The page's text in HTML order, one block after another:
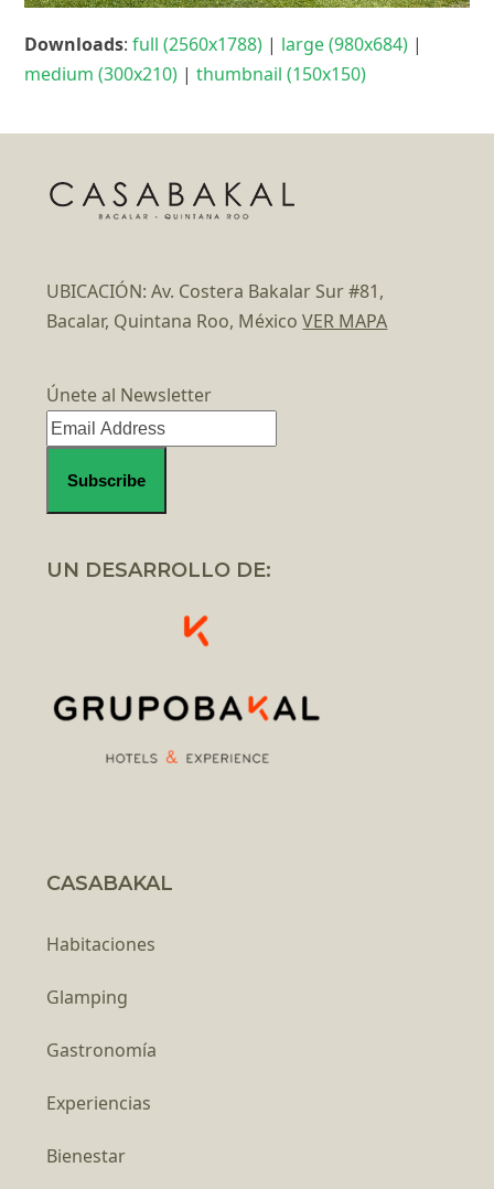
Downloads:full (2560x1788) | large (980x684) |
medium (300x210) |thumbnail (150x150)
UBICACIÓN: Av. Costera Bakalar Sur #81,
Bacalar, Quintana Roo, MéxicoVER MAPA
Únete al Newsletter
UN DESARROLLO DE:
CASABAKAL
Habitaciones
Glamping
Gastronomía
Experiencias
Bienestar